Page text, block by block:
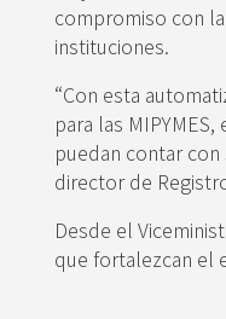
compromiso con
instituciones.
“Con esta
para las
puedan contar con
director de
Desde el
que fortalezcan el